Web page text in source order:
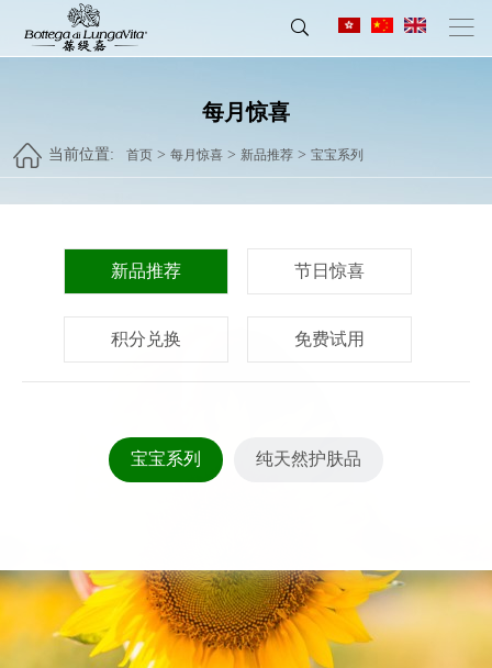
每月惊喜
当前位置: 首页 >每月惊喜 > 新品推荐 >宝宝系列
新品推荐 节日惊喜
积分兑换 免费试用
宝宝系列 纯天然护肤品